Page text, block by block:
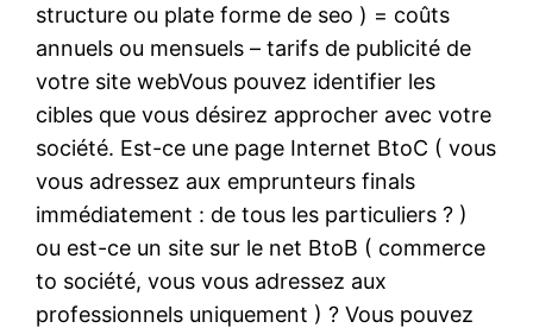
structure ou plate forme de seo ) = coûts
annuels ou mensuels – tarifs de publicité de
votre site webVous pouvez identifier les
cibles que vous désirez approcher avec votre
société. Est-ce une page Internet BtoC ( vous
vous adressez aux emprunteurs finals
immédiatement : de tous les particuliers ? )
ou est-ce un site sur le net BtoB ( commerce
to société, vous vous adressez aux
professionnels uniquement ) ? Vous pouvez